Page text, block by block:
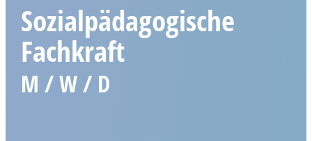
Sozialpädagogische
Fachkraft
M / W / D